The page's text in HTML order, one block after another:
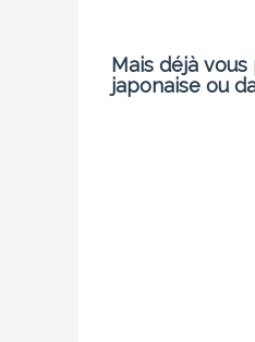
Mais déjà
japonaise ou